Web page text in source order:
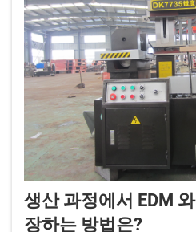
생산 과정에서 EDM
장하는 방법은?